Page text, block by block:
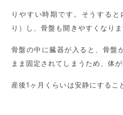
りやすい時期です。そうする
り）し、骨盤も開きやすくなりま
骨盤の中に臓器が入ると、骨盤
まま固定されてしまうため、体
産後1ヶ月くらいは安静にするこ